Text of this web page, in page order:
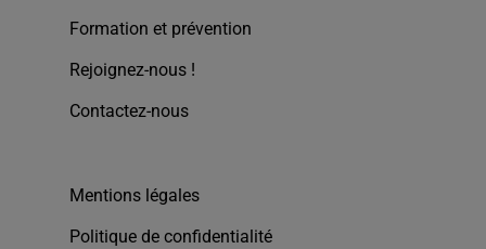
Formation et prévention
Rejoignez-nous !
Contactez-nous
Mentions légales
Politique de confidentialité